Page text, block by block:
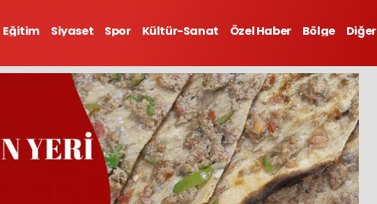
Eğitim Siyaset Spor Kültür-Sanat Özel Haber Bölge Diğer